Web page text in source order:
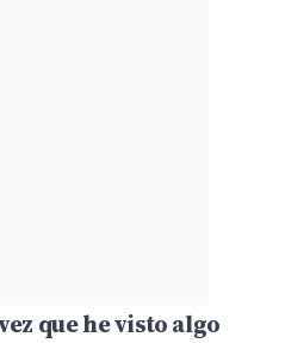
que he visto algo